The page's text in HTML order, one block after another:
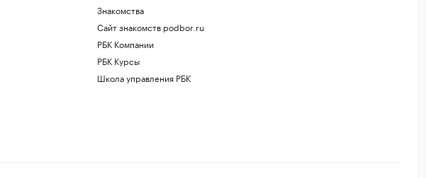
Знакомства
Сайт знакомств podbor.ru
РБК Компании
РБК Курсы
Школа управления РБК